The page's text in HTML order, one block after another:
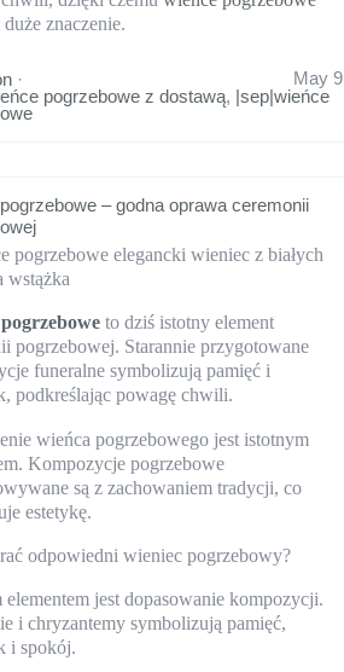
znaczenie.
May 9
·
pogrzebowe z dostawą, |sep|wieńce
– godna oprawa ceremonii
to dziś istotny element
pogrzebowej. Starannie przygotowane
funeralne symbolizują pamięć i
podkreślając powagę chwili.
wieńca pogrzebowego jest istotnym
Kompozycje pogrzebowe
są z zachowaniem tradycji, co
estetykę.
odpowiedni wieniec pogrzebowy?
elementem jest dopasowanie kompozycji.
i chryzantemy symbolizują pamięć,
i spokój.